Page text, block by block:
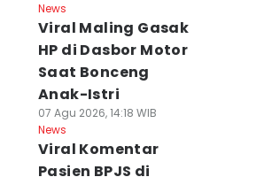
News
Viral Maling Gasak
HP di Dasbor Motor
Saat Bonceng
Anak-Istri
07 Agu 2026, 14:18 WIB
News
Viral Komentar
Pasien BPJS di